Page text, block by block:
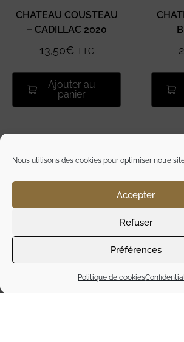
Nous utilisons des cookies pour optimiser notre
Accepter
Refuser
Préférences
Politique de cookies
CHATEAU COUSTEAU
– CADILLAC 2020
13,50€ TTC
Ajouter au
panier